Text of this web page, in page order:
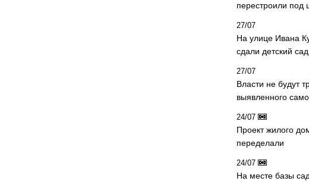
перестроили под
27/07
На улице Ивана
сдали детский сад
27/07
Власти не будут
выявленного
24/07
Проект жилого
переделали
24/07
На месте базы